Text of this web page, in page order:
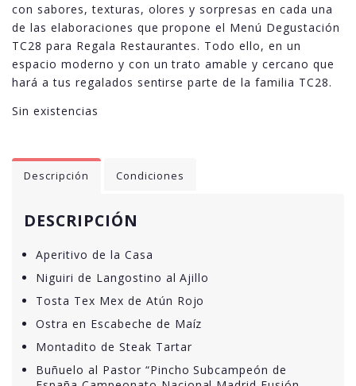
con sabores, texturas, olores y sorpresas en cada una
de las elaboraciones que propone el Menú Degustación
TC28 para Regala Restaurantes. Todo ello, en un
espacio moderno y con un trato amable y cercano que
hará a tus regalados sentirse parte de la familia TC28.
Sin existencias
Descripción Condiciones
DESCRIPCIÓN
Aperitivo de la Casa
Niguiri de Langostino al Ajillo
Tosta Tex Mex de Atún Rojo
Ostra en Escabeche de Maíz
Montadito de Steak Tartar
Buñuelo al Pastor “Pincho Subcampeón de